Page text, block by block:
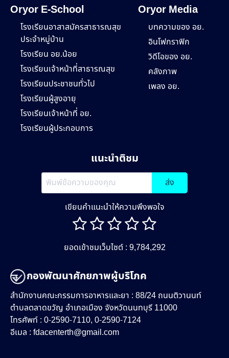
Oryor E-School
โรงเรียนอาสาสมัครสาธารณสุข
ประจำหมู่บ้าน
โรงเรียน อย.น้อย
โรงเรียนเจ้าหน้าที่สาธารณสุข
โรงเรียนประชาชนทั่วไป
โรงเรียนผู้สูงอายุ
โรงเรียนเจ้าหน้าที่ อย.
โรงเรียนผู้ประกอบการ
Oryor Media
บทความของ อย.
อินโฟกราฟิก
วิดีโอของ อย.
คลังภาพ
เพลง อย.
แนะนำติชม
ส่ง
เขียนคำแนะนำให้ความพึงพอใจ
ยอดเข้าชมเว็บไซต์ : 9,784,292
กองพัฒนาศักยภาพผู้บริโภค
สำนักงานคณะกรรมการอาหารและยา : 88/24 ถนนติวานนท์
ตำบลตลาดขวัญ อำเภอเมือง จังหวัดนนทบุรี 11000
โทรศัพท์ : 0-2590-7110, 0-2590-7124
อีเมล : fdacenterth@gmail.com